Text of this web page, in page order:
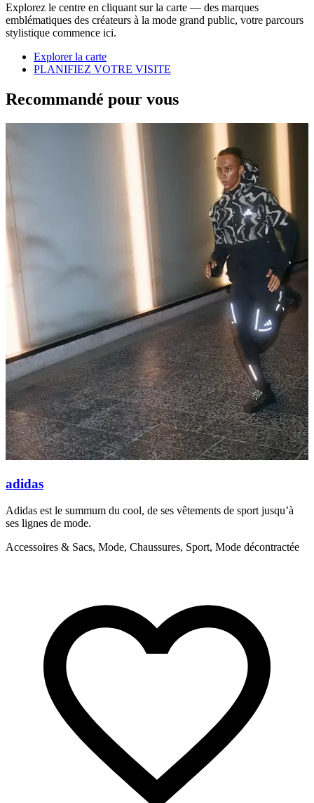
Explorez le centre en cliquant sur la carte — des marques
emblématiques des créateurs à la mode grand public, votre parcours
stylistique commence ici.
Explorer la carte
PLANIFIEZ VOTRE VISITE
Recommandé pour vous
adidas
Adidas est le summum du cool, de ses vêtements de sport jusqu’à
ses lignes de mode.
Accessoires & Sacs, Mode, Chaussures, Sport, Mode décontractée